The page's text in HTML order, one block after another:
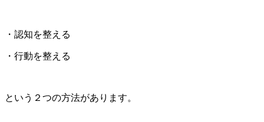
・認知を整える
・行動を整える
という２つの方法があります。